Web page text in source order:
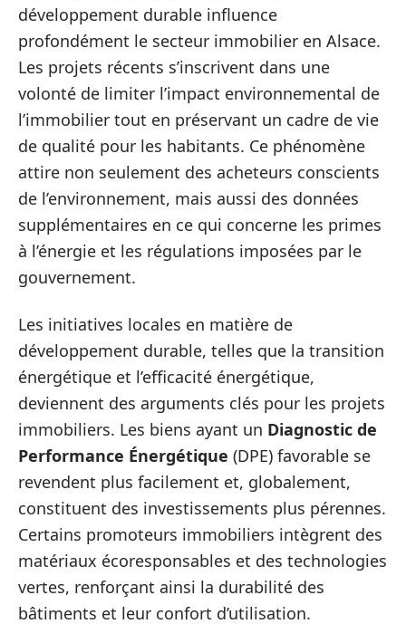
développement durable influence
profondément le secteur immobilier en Alsace.
Les projets récents s’inscrivent dans une
volonté de limiter l’impact environnemental de
l’immobilier tout en préservant un cadre de vie
de qualité pour les habitants. Ce phénomène
attire non seulement des acheteurs conscients
de l’environnement, mais aussi des données
supplémentaires en ce qui concerne les primes
à l’énergie et les régulations imposées par le
gouvernement.
Les initiatives locales en matière de
développement durable, telles que la transition
énergétique et l’efficacité énergétique,
deviennent des arguments clés pour les projets
immobiliers. Les biens ayant un Diagnostic de
Performance Énergétique (DPE) favorable se
revendent plus facilement et, globalement,
constituent des investissements plus pérennes.
Certains promoteurs immobiliers intègrent des
matériaux écoresponsables et des technologies
vertes, renforçant ainsi la durabilité des
bâtiments et leur confort d’utilisation.